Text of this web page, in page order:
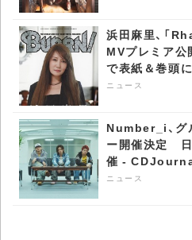
浜田麻里、「
MVプレミア
で表紙＆巻頭
ース
ニュース
Number_i、グ
ー開催決定 日
催 -
ニュース